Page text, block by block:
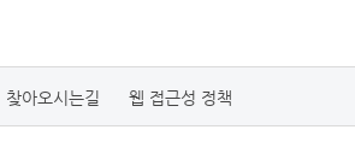
찾아오시는길 웹 접근성 정책